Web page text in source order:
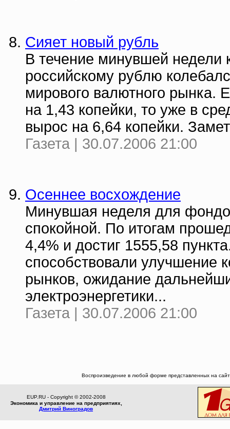
Сияет новый рубль
В течение минувшей недели
российскому рублю
мирового валютного рынка.
на 1,43 копейки, то уже в
вырос на 6,64 копейки.
Газета | 30.07.2006 21:00
Осеннее восхождение
Минувшая неделя для
спокойной. По итогам
4,4% и достиг 1555,58
способствовали
рынков, ожидание
электроэнергетики...
Газета | 30.07.2006 21:00
Воспроизведение в любой форме представленных на
EUP.RU - Copyright © 2002-2008
Экономика и управление на предприятиях,
Дмитрий Виноградов